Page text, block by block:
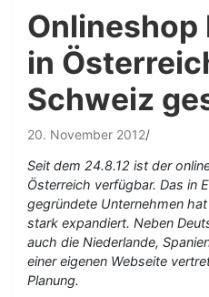
in
Schweiz
20. November 2012
Seit dem 24.8.12 ist der
Österreich verfügbar. Das in
gegründete Unternehmen
stark expandiert. Neben
auch die Niederlande,
einer eigenen Webseite
Planung.